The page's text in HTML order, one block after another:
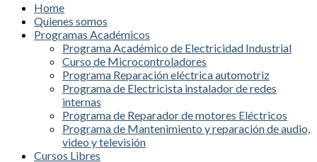
Home
Quienes somos
Programas Académicos
Programa Académico de Electricidad Industrial
Curso de Microcontroladores
Programa Reparación eléctrica automotriz
Programa de Electricista instalador de redes
internas
Programa de Reparador de motores Eléctricos
Programa de Mantenimiento y reparación de audio,
video y televisión
Cursos Libres